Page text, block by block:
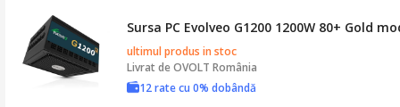
Sursa PC Evolveo G1200 1200W 80+ Gold
ultimul produs in stoc
Livrat deOVOLT România
12 rate cu 0% dobândă